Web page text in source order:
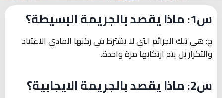
س1: ماذا يقصد بالجريمة البسيطة؟
ج: هي تلك الجرائم التي لا يشترط في ركنها المادي الاعتياد
والتكرار بل يتم ارتكابها مرة واحدة.
س2: ماذا يقصد بالجريمة الايجابية؟